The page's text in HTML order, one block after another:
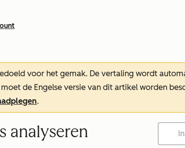
voor het gemak. De vertaling wordt
de Engelse versie van dit artikel worden
.
analyseren